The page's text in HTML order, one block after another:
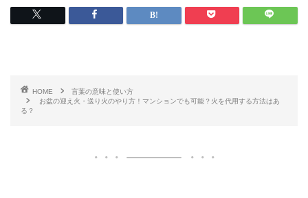
HOME
言葉の意味と使い方
お盆の迎え火・送り火のやり方！マンションでも可能？火を代用する方法はあ
る？